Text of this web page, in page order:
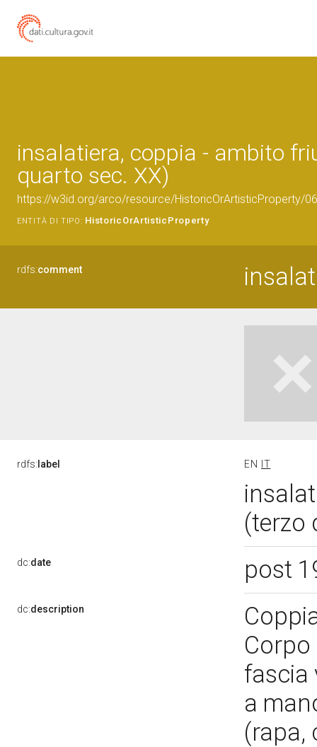
insalatiera, coppia - ambito
quarto sec. XX)
https://w3id.org/arco/resource/HistoricOrArtisticProperty/
ENTITÀ DI TIPO: HistoricOrArtisticProperty
rdfs:comment
rdfs: label EN IT
(terzo
dc:date post
dc:description
fascia
a
(rapa,